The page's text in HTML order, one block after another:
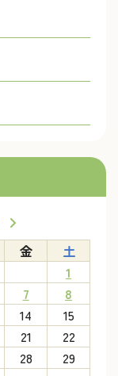
金
土
1
7
8
14
15
21
22
28
29